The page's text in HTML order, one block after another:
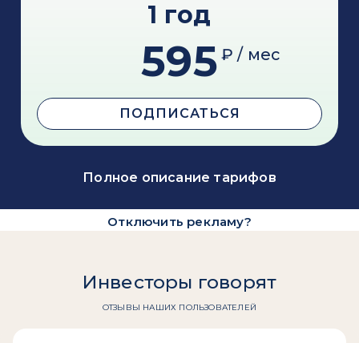
1 год
595 ₽ / мес
ПОДПИСАТЬСЯ
Полное описание тарифов
Отключить рекламу?
Инвесторы говорят
ОТЗЫВЫ НАШИХ ПОЛЬЗОВАТЕЛЕЙ